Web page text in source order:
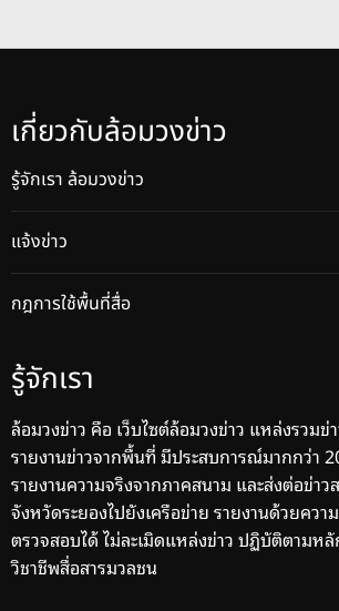
เกี่ยวกับล้อมวงข่าว
รู้จักเรา ล้อมวงข่าว
แจ้งข่าว
กฎการใช้พื้นที่สื่อ
รู้จักเรา
ล้อมวงข่าว คือ เว็บไซต์ล้อมวงข่าว แหล่งรวมข่
รายงานข่าวจากพื้นที่ มีประสบการณ์มากกว่า
รายงานความจริงจากภาคสนาม และส่งต่อข่าว
จังหวัดระยองไปยังเครือข่าย รายงานด้วยควา
ตรวจสอบได้ ไม่ละเมิดแหล่งข่าว ปฏิบัติตามห
วิชาชีพสื่อสารมวลชน